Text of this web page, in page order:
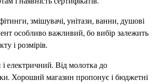
змішувачі, унітази, ванни, душові
особливо важливий, бо вибір залежить
і розмірів.
електричний. Від молотка до
Хороший магазин пропонує і бюджетні